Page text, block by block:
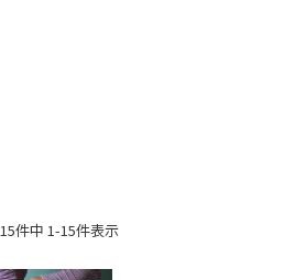
15件中 1-15件表示